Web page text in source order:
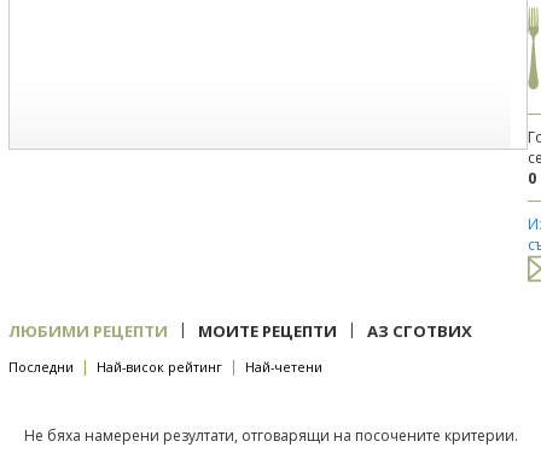
0
ЛЮБИМИ РЕЦЕПТИ | МОИТЕ РЕЦЕПТИ | АЗ СГОТВИХ
Последни | Най-висок рейтинг | Най-четени
Не бяха намерени резултати, отговарящи на посочените критерии.